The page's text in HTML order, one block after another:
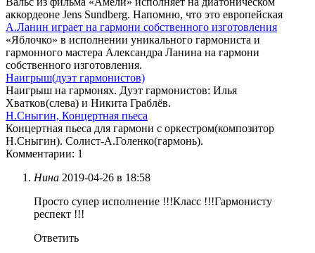
аккордеоне Jens Sundberg. Напомню, что это европейская
А.Ланин играет на гармони собственного изготовления
«Яблочко» в исполнении уникального гармониста и
гармонного мастера Александра Ланина на гармони
собственного изготовления.
Наигрыш(дуэт гармонистов)
Наигрыш на гармонях. Дуэт гармонистов: Илья
Хватков(слева) и Никита Граблёв.
Н.Сныгин, Концертная пьеса
Концертная пьеса для гармони с оркестром(композитор
Н.Сныгин). Солист-А.Голенко(гармонь).
Комментарии: 1
Нина 2019-04-26 в 18:58
Просто супер исполнение !!!Класс !!!Гармонисту
респект !!!
Ответить